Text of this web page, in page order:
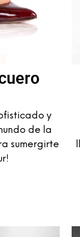
y
de la
sumergirte